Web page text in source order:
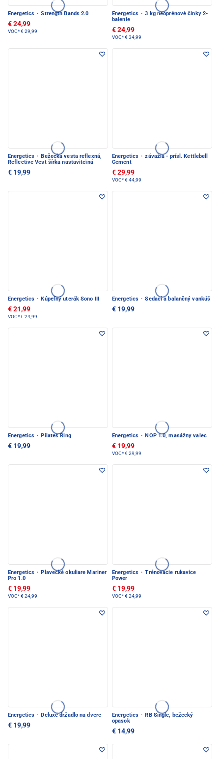
Energetics · Strength Bands 2.0
€ 24,99
VOC*€ 29,99
Energetics · 3 kg neoprénové činky 2-
balenie
€ 24,99
VOC*€ 34,99
Energetics · Bežecká vesta reflexná,
Reflective Vest šírka nastaviteïná
€ 19,99
Energetics · závažia - prísl. Kettlebell
Cement
€ 29,99
VOC*€ 44,99
Energetics · Kúpeľný uterák Sono III
€ 21,99
VOC*€ 24,99
Energetics · Sedací a balančný vankúš
€ 19,99
Energetics · Pilates Ring
€ 19,99
Energetics · NOP 1.0, masážny valec
€ 19,99
VOC*€ 29,99
Energetics · Plavecké okuliare Mariner
Pro 1.0
€ 19,99
VOC*€ 24,99
Energetics · Trénovacie rukavice
Power
€ 19,99
VOC*€ 24,99
Energetics · Deluxe držadlo na dvere
€ 19,99
Energetics · RB Single, bežecký
opasok
€ 14,99